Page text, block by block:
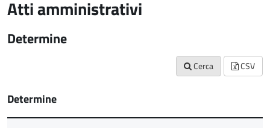
Atti amministrativi
Determine
Cerca CSV
Determine